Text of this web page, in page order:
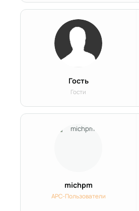
Гость
Гости
michpm
APC-Пользователи